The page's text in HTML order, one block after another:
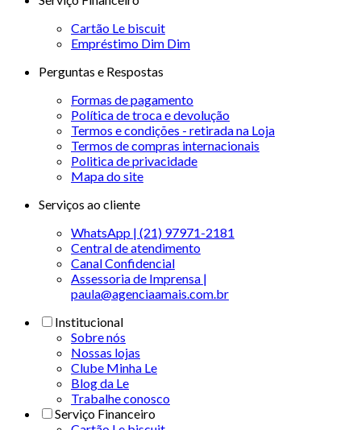
Cartão Le biscuit
Empréstimo Dim Dim
Perguntas e Respostas
Formas de pagamento
Política de troca e devolução
Termos e condições - retirada na Loja
Termos de compras internacionais
Politica de privacidade
Mapa do site
Serviços ao cliente
WhatsApp | (21) 97971-2181
Central de atendimento
Canal Confidencial
Assessoria de Imprensa |
paula@agenciaamais.com.br
Institucional
Sobre nós
Nossas lojas
Clube Minha Le
Blog da Le
Trabalhe conosco
Serviço Financeiro